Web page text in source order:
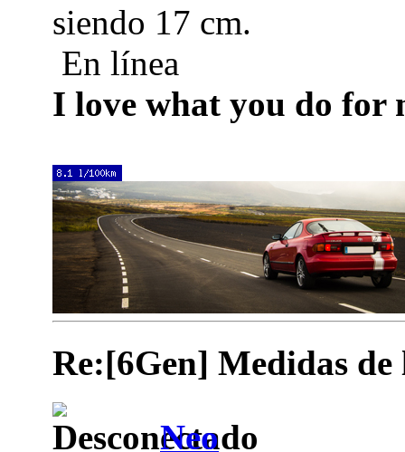
siendo 17 cm.
En línea
I love what you do for
Re:[6Gen] Medidas de
Neo